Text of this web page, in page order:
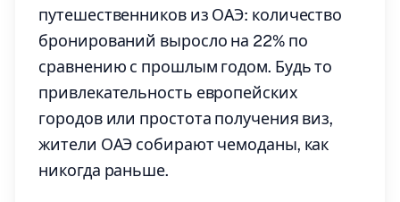
путешественников из ОАЭ: количество
бронирований выросло на 22% по
сравнению с прошлым годом. Будь то
привлекательность европейских
городов или простота получения виз,
жители ОАЭ собирают чемоданы, как
никогда раньше.